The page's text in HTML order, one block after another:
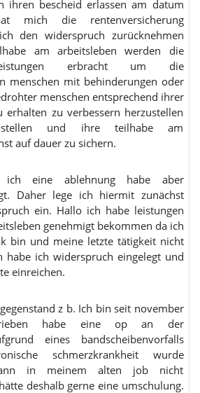
ihren bescheid erlassen am datum
mich die rentenversicherung
den widerspruch zurücknehmen
am arbeitsleben werden die
erbracht um die
menschen mit behinderungen oder
menschen entsprechend ihrer
erhalten zu verbessern herzustellen
und ihre teilhabe am
auf dauer zu sichern.
ich eine ablehnung habe aber
Daher lege ich hiermit zunächst
ein. Hallo ich habe leistungen
genehmigt bekommen da ich
bin und meine letzte tätigkeit nicht
habe ich widerspruch eingelegt und
einreichen.
z b. Ich bin seit november
habe eine op an der
eines bandscheibenvorfalls
schmerzkrankheit wurde
in meinem alten job nicht
deshalb gerne eine umschulung.